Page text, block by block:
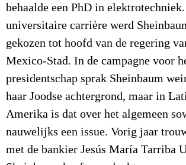
behaalde een PhD in
universitaire carrière werd
gekozen tot hoofd van de regering
Mexico-Stad. In de campagne voor
presidentschap sprak Sheinbaum
haar Joodse achtergrond, maar in
Amerika is dat over het algemeen
nauwelijks een issue. Vorig jaar
met de bankier Jesús María Tarriba